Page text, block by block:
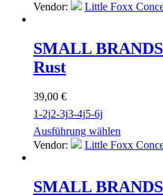
Vendor:
Little Foxx
SMALL BRANDS
Rust
39,00 €
1-2j2-3j3-4j5-6j
Ausführung wählen
Vendor:
Little Foxx
SMALL BRANDS